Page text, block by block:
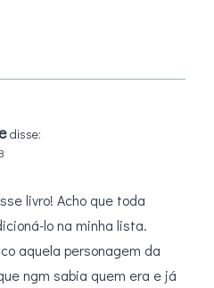
disse:
livro! Acho que toda
lo na minha lista.
aquela personagem da
ngm sabia quem era e já